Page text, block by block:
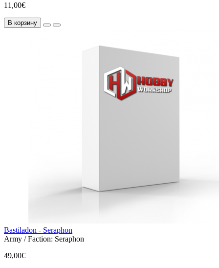
11,00€
В корзину
Bastiladon - Seraphon
Army / Faction: Seraphon
49,00€